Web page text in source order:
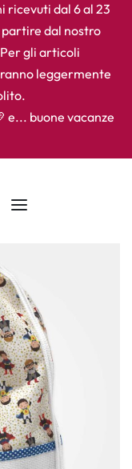
ricevuti dal 6 al 23
dal nostro
gli articoli
leggermente
e... buone vacanze